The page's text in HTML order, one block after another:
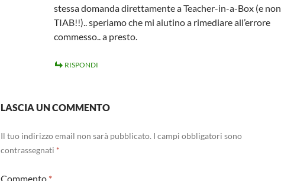
stessa domanda direttamente a Teacher-in-a-Box (e non
TIAB!!).. speriamo che mi aiutino a rimediare all’errore
commesso.. a presto.
RISPONDI
LASCIA UN COMMENTO
Il tuo indirizzo email non sarà pubblicato. I campi obbligatori sono
contrassegnati *
Commento *